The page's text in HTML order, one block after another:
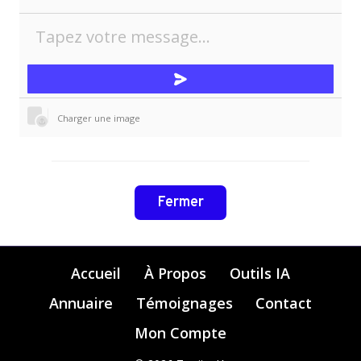
Charger une image
Fermer
Accueil À Propos
Outils IA
Annuaire
Témoignages
Contact
Mon Compte